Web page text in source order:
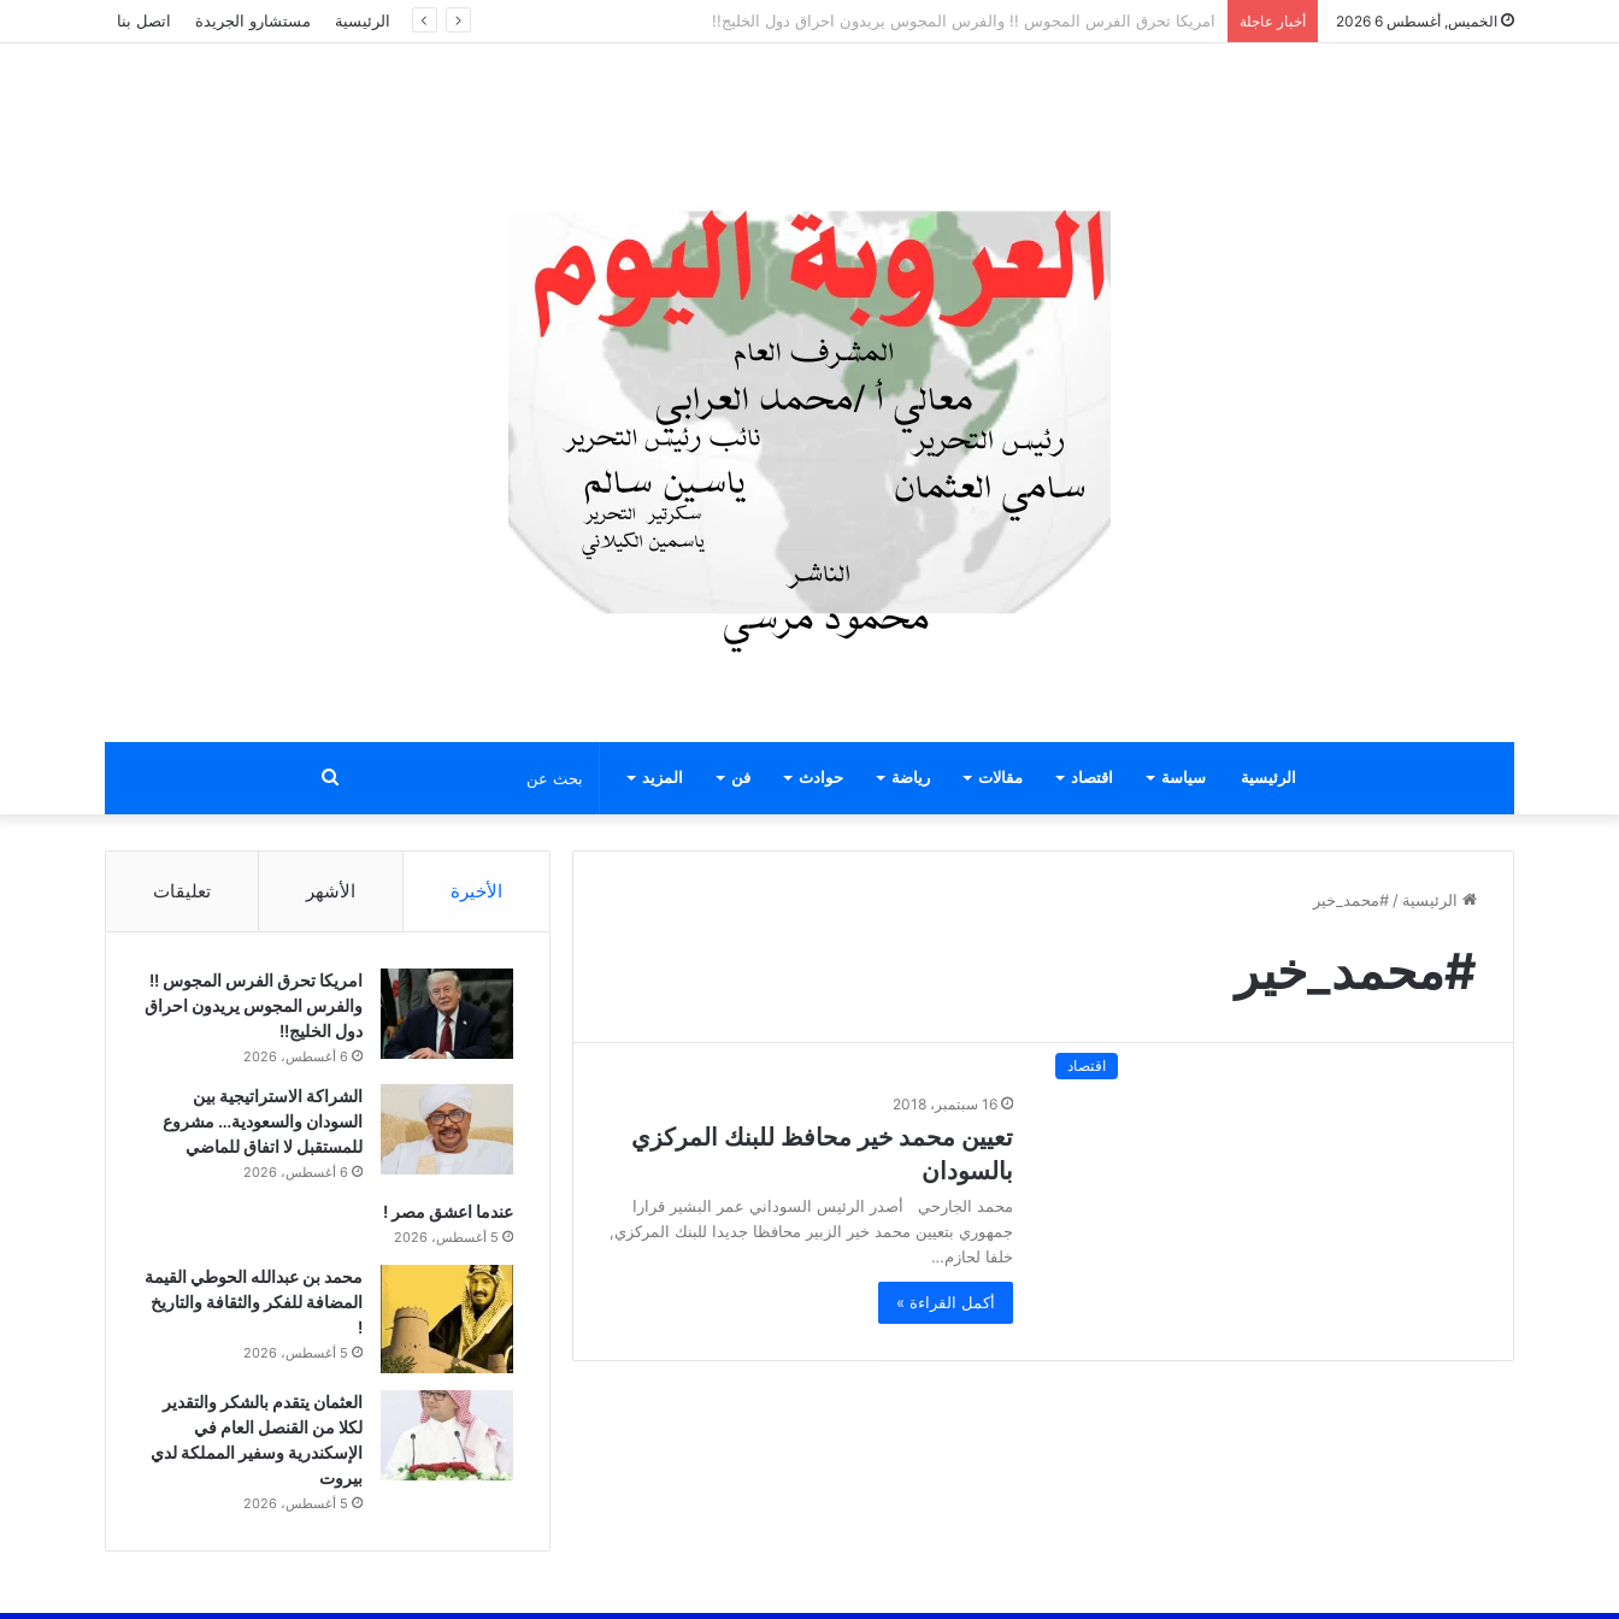
الخميس, أغسطس 6 2026 أخبار عاجلة الشراكة الاستراتيجية بين السودان والسعودية… مشروع للمستقبل لا اتفاق للماضي الرئيسية مستشارو الجريدة اتصل بنا
الرئيسية سياسة اقتصاد مقالات رياضة حوادث فن المزيد بحث
عن
الرئيسية / #محمد_خير
#محمد_خير
اقتصاد
16 سبتمبر، 2018
تعيين محمد خير محافظ للبنك المركزي
بالسودان
محمد الجارحي أصدر الرئيس السوداني عمر البشير قرارا
جمهوري بتعيين محمد خير الزبير محافظا جديدا للبنك المركزي,
خلفا لحازم…
أكمل القراءة »
الأخيرة الأشهر تعليقات
امريكا تحرق الفرس المجوس !!
والفرس المجوس يريدون احراق
دول الخليج!!
6 أغسطس، 2026
الشراكة الاستراتيجية بين
السودان والسعودية… مشروع
للمستقبل لا اتفاق للماضي
6 أغسطس، 2026
عندما اعشق مصر !
5 أغسطس، 2026
محمد بن عبدالله الحوطي القيمة
المضافة للفكر والثقافة والتاريخ
!
5 أغسطس، 2026
العثمان يتقدم بالشكر والتقدير
لكلا من القنصل العام في
الإسكندرية وسفير المملكة لدي
بيروت
5 أغسطس، 2026